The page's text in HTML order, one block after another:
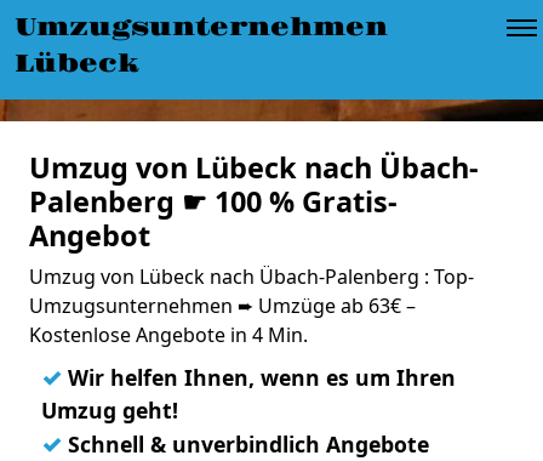
Umzugsunternehmen
Lübeck
Umzug von Lübeck nach Übach-
Palenberg ☛ 100 % Gratis-
Angebot
Umzug von Lübeck nach Übach-Palenberg : Top-
Umzugsunternehmen ➨ Umzüge ab 63€ –
Kostenlose Angebote in 4 Min.
✓ Wir helfen Ihnen, wenn es um Ihren
Umzug geht!
✓ Schnell & unverbindlich Angebote